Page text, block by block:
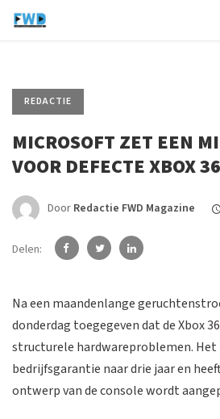
REDACTIE
MICROSOFT ZET EEN
VOOR DEFECTE XBOX
Door Redactie FWD Magazine
Delen:
Na een maandenlange
donderdag toegegeven dat de Xbox
structurele hardwareproblemen.
bedrijfsgarantie naar drie jaar en
ontwerp van de console wordt